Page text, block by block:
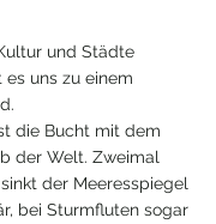
und Städte
uns zu einem
die Bucht mit dem
der Welt. Zweimal
der Meeresspiegel
bei Sturmfluten sogar